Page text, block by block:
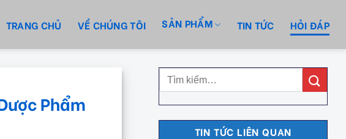
TRANG CHỦ VỀ CHÚNG TÔI SẢN PHẨM TIN TỨC HỎI ĐÁP
Phẩm
TIN TỨC LIÊN QUAN